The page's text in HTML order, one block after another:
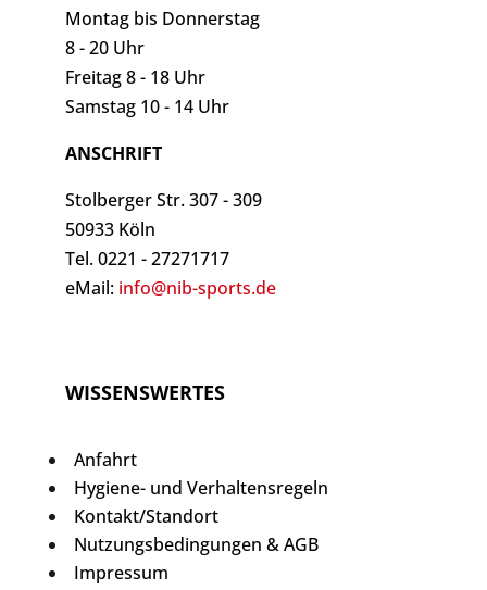
Montag bis Donnerstag
8 - 20 Uhr
Freitag 8 - 18 Uhr
Samstag 10 - 14 Uhr
ANSCHRIFT
Stolberger Str. 307 - 309
50933 Köln
Tel. 0221 - 27271717
eMail: info@nib-sports.de
WISSENSWERTES
Anfahrt
Hygiene- und Verhaltensregeln
Kontakt/Standort
Nutzungsbedingungen & AGB
Impressum